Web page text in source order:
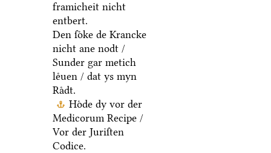
framicheit nicht
entbert.
Den ſoͤke de Krancke
nicht ane nodt /
Sunder gar metich
leͤuen / dat ys myn
Raͤdt.
Hoͤde dy vor der
Medicorum Recipe /
Vor der Juriſten
Codice.